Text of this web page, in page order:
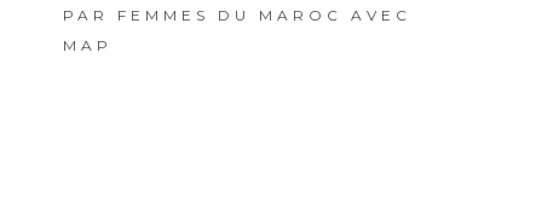
PAR FEMMES DU MAROC AVEC
MAP